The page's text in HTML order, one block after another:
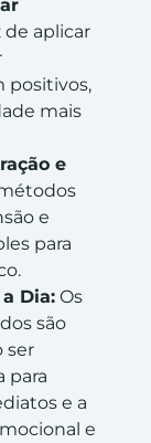
de aplicar
positivos,
mais
e
e
para
Dia: Os
são
ser
para
e a
e